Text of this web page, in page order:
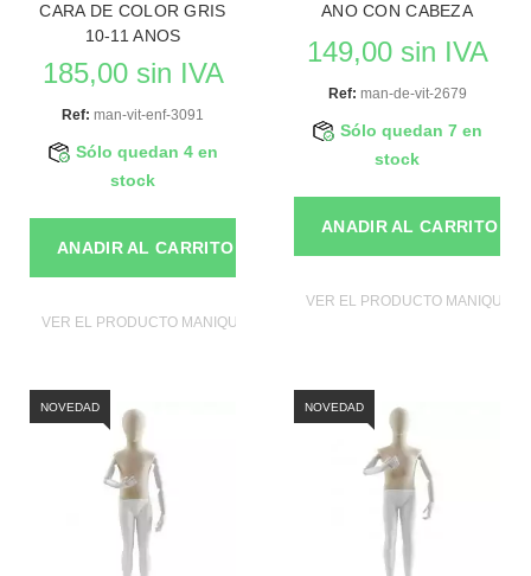
CARA DE COLOR GRIS
10-11 ANOS
185,00 sin IVA
Ref: man-vit-enf-3091
Sólo quedan 4 en
stock
ANADIR AL CARRITO
VER EL PRODUCTO MANIQUIES
ANO CON CABEZA
149,00 sin IVA
Ref: man-de-vit-2679
Sólo quedan 7 en
stock
ANADIR AL CARRITO
VER EL PRODUCTO MANIQUIES
NOVEDAD NOVEDAD